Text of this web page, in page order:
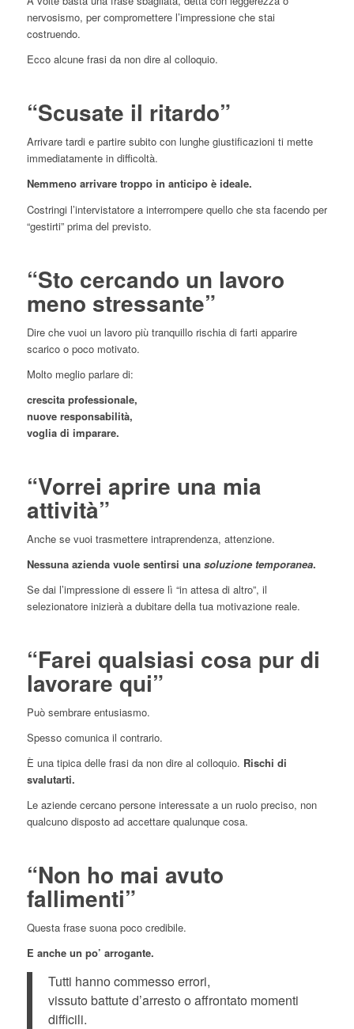
nervosismo, per compromettere l’impressione che stai
costruendo.
Ecco alcune frasi da non dire al colloquio.
“Scusate il ritardo”
Arrivare tardi e partire subito con lunghe giustificazioni ti mette
immediatamente in difficoltà.
Nemmeno arrivare troppo in anticipo è ideale.
Costringi l’intervistatore a interrompere quello che sta facendo per
“gestirti” prima del previsto.
“Sto cercando un lavoro
meno stressante”
Dire che vuoi un lavoro più tranquillo rischia di farti apparire
scarico o poco motivato.
Molto meglio parlare di:
crescita professionale,
nuove responsabilità,
voglia di imparare.
“Vorrei aprire una mia
attività”
Anche se vuoi trasmettere intraprendenza, attenzione.
Nessuna azienda vuole sentirsi una soluzione temporanea.
Se dai l’impressione di essere lì “in attesa di altro”, il
selezionatore inizierà a dubitare della tua motivazione reale.
“Farei qualsiasi cosa pur di
lavorare qui”
Può sembrare entusiasmo.
Spesso comunica il contrario.
È una tipica delle frasi da non dire al colloquio. Rischi di
svalutarti.
Le aziende cercano persone interessate a un ruolo preciso, non
qualcuno disposto ad accettare qualunque cosa.
“Non ho mai avuto
fallimenti”
Questa frase suona poco credibile.
E anche un po’ arrogante.
Tutti hanno commesso errori,
vissuto battute d’arresto o affrontato momenti
difficili.